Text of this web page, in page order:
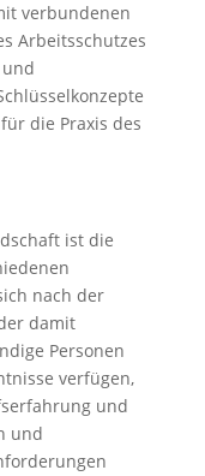
verbundenen
Arbeitsschutzes
die Praxis des
ist die
nach der
damit
Personen
verfügen,
und
und